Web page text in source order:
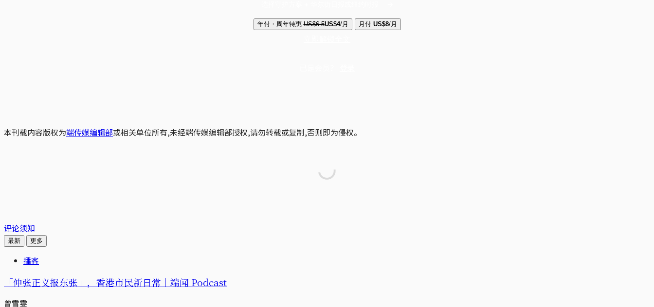
年付・周年特惠 US$6.5US$4/月 月付 US$8/月
本刊载内容版权为端传媒编辑部或相关单位所有,未经端传媒编辑部授权,请勿转载或复制,否则即为侵权。
评论须知
最新 更多
播客
「伸张正义报东张」，香港市民新日常｜端闻 Podcast
曾雪雯